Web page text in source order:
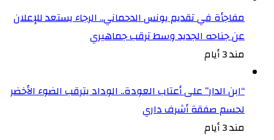
مفاجأة في تقديم يونس الدحماني.. الرجاء يستعد للإعلان
عن جناحه الجديد وسط ترقب جماهيري
مند 3 أيام
“ابن الدار” على أعتاب العودة.. الوداد يترقب الضوء الأخضر
لحسم صفقة أشرف داري
مند 3 أيام